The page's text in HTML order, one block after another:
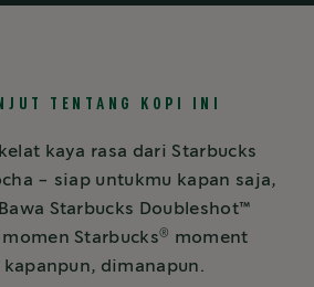
TENTANG KOPI INI
kaya rasa dari Starbucks
- siap untukmu kapan saja,
Starbucks Doubleshot™️
Starbucks®
moment
dimanapun.